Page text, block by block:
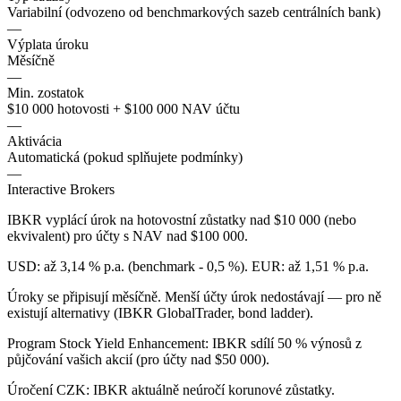
Variabilní (odvozeno od benchmarkových sazeb centrálních bank)
—
Výplata úroku
Měsíčně
—
Min. zostatok
$10 000 hotovosti + $100 000 NAV účtu
—
Aktivácia
Automatická (pokud splňujete podmínky)
—
Interactive Brokers
IBKR vyplácí úrok na hotovostní zůstatky nad $10 000 (nebo
ekvivalent) pro účty s NAV nad $100 000.
USD: až 3,14 % p.a. (benchmark - 0,5 %). EUR: až 1,51 % p.a.
Úroky se připisují měsíčně. Menší účty úrok nedostávají — pro ně
existují alternativy (IBKR GlobalTrader, bond ladder).
Program Stock Yield Enhancement: IBKR sdílí 50 % výnosů z
půjčování vašich akcií (pro účty nad $50 000).
Úročení CZK: IBKR aktuálně neúročí korunové zůstatky.